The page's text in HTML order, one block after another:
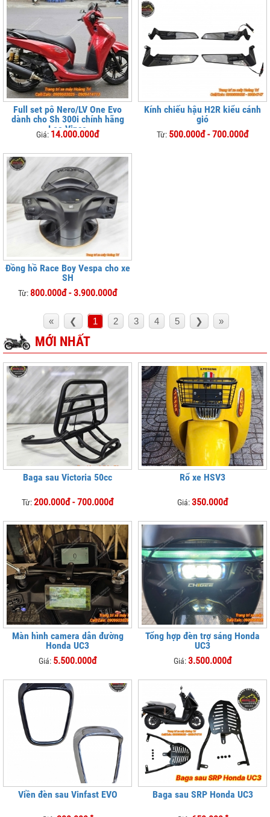
Full set pô Nero/LV One Evo
dành cho Sh 300i chính hãng
Leo Vince
Giá: 14.000.000đ
Kính chiếu hậu H2R kiểu cánh
gió
Từ: 500.000đ - 700.000đ
Đồng hồ Race Boy Vespa cho xe
SH
Từ: 800.000đ - 3.900.000đ
« ❮ 1 2 3 4 5 ❯ »
MỚI NHẤT
Baga sau Victoria 50cc
Từ:200.000đ - 700.000đ
Rổ xe HSV3
Giá:350.000đ
Màn hình camera dẫn đường
Honda UC3
Giá: 5.500.000đ
Tổng hợp đèn trợ sáng Honda
UC3
Giá:3.500.000đ
Viền đèn sau Vinfast EVO Baga sau SRP Honda UC3